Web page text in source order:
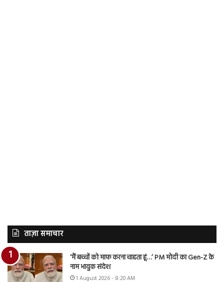
ताज़ा समाचार
‘मैं बच्चों को माफ करना चाहता हूं…’ PM मोदी का Gen-Z के
नाम भावुक संदेश
1 August 2026 - 8:20 AM